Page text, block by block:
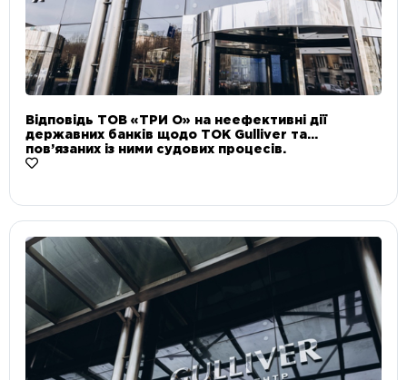
Відповідь ТОВ «ТРИ О» на неефективні дії
державних банків щодо ТОК Gulliver та
пов’язаних із ними судових процесів.